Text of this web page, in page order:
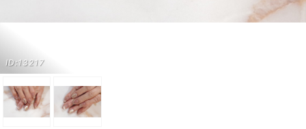
ID:13217